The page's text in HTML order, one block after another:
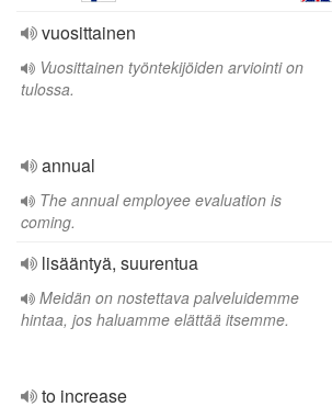
vuosittainen
Vuosittainen työntekijöiden arviointi on
tulossa.
annual
The annual employee evaluation is
coming.
lisääntyä, suurentua
Meidän on nostettava palveluidemme
hintaa, jos haluamme elättää itsemme.
to increase